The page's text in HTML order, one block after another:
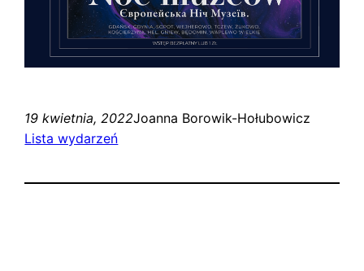
19 kwietnia, 2022Joanna Borowik-Hołubowicz
Lista wydarzeń